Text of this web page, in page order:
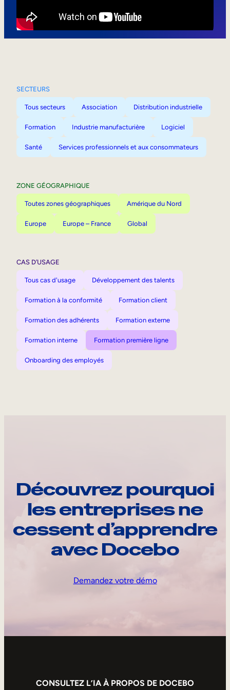
SECTEURS
Tous secteurs Association Distribution industrielle
Formation Industrie manufacturière Logiciel
Santé Services professionnels et aux consommateurs
ZONE GÉOGRAPHIQUE
Toutes zones géographiques Amérique du Nord
Europe Europe – France Global
CAS D’USAGE
Tous cas d'usage Développement des talents
Formation à la conformité Formation client
Formation des adhérents Formation externe
Formation interne Formation première ligne
Onboarding des employés
Découvrez pourquoi
les entreprises ne
cessent d’apprendre
avec Docebo
Demandez votre démo
CONSULTEZ L’IA À PROPOS DE DOCEBO